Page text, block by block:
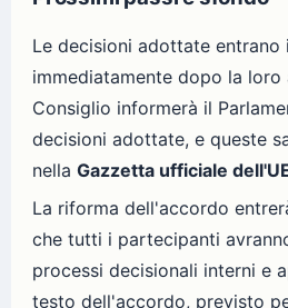
Le decisioni adottate entrano
immediatamente dopo la loro
Consiglio informerà il
decisioni adottate, e queste
nella Gazzetta ufficiale
La riforma dell'accordo
che tutti i partecipanti
processi decisionali interni e
testo dell'accordo, previsto